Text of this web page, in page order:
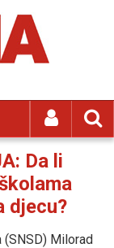
Da li
djecu?
Milorad